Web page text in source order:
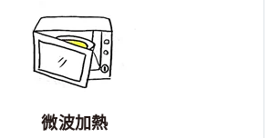
微波加熱